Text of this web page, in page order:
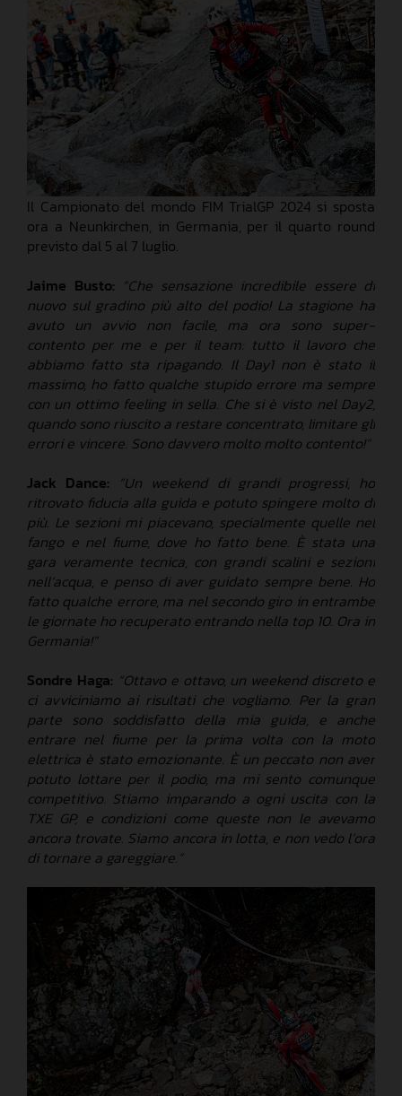
Il Campionato del mondo FIM TrialGP 2024 si sposta
ora a Neunkirchen, in Germania, per il quarto round
previsto dal 5 al 7 luglio.
Jaime Busto: “Che sensazione incredibile essere di
nuovo sul gradino più alto del podio! La stagione ha
avuto un avvio non facile, ma ora sono super-
contento per me e per il team: tutto il lavoro che
abbiamo fatto sta ripagando. Il Day1 non è stato il
massimo, ho fatto qualche stupido errore ma sempre
con un ottimo feeling in sella. Che si è visto nel Day2,
quando sono riuscito a restare concentrato, limitare gli
errori e vincere. Sono davvero molto molto contento!”
Jack Dance: “Un weekend di grandi progressi, ho
ritrovato fiducia alla guida e potuto spingere molto di
più. Le sezioni mi piacevano, specialmente quelle nel
fango e nel fiume, dove ho fatto bene. È stata una
gara veramente tecnica, con grandi scalini e sezioni
nell’acqua, e penso di aver guidato sempre bene. Ho
fatto qualche errore, ma nel secondo giro in entrambe
le giornate ho recuperato entrando nella top 10. Ora in
Germania!”
Sondre Haga: “Ottavo e ottavo, un weekend discreto e
ci avviciniamo ai risultati che vogliamo. Per la gran
parte sono soddisfatto della mia guida, e anche
entrare nel fiume per la prima volta con la moto
elettrica è stato emozionante. È un peccato non aver
potuto lottare per il podio, ma mi sento comunque
competitivo. Stiamo imparando a ogni uscita con la
TXE GP, e condizioni come queste non le avevamo
ancora trovate. Siamo ancora in lotta, e non vedo l’ora
di tornare a gareggiare.”